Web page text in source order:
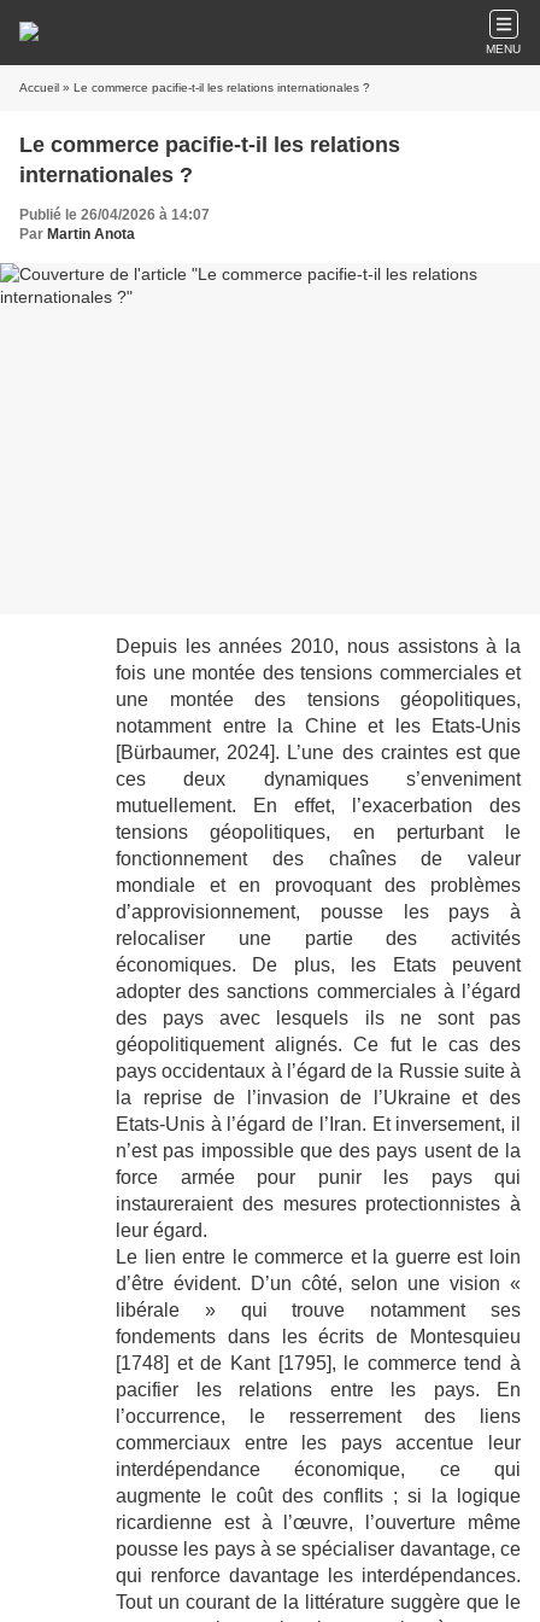
MENU
Accueil » Le commerce pacifie-t-il les relations internationales ?
Le commerce pacifie-t-il les relations
internationales ?
Publié le 26/04/2026 à 14:07
Par Martin Anota
Depuis les années 2010, nous assistons à la
fois une montée des tensions commerciales et
une montée des tensions géopolitiques,
notamment entre la Chine et les Etats-Unis
[Bürbaumer, 2024]. L’une des craintes est que
ces deux dynamiques s’enveniment
mutuellement. En effet, l’exacerbation des
tensions géopolitiques, en perturbant le
fonctionnement des chaînes de valeur
mondiale et en provoquant des problèmes
d’approvisionnement, pousse les pays à
relocaliser une partie des activités
économiques. De plus, les Etats peuvent
adopter des sanctions commerciales à l’égard
des pays avec lesquels ils ne sont pas
géopolitiquement alignés. Ce fut le cas des
pays occidentaux à l’égard de la Russie suite à
la reprise de l’invasion de l’Ukraine et des
Etats-Unis à l’égard de l’Iran. Et inversement, il
n’est pas impossible que des pays usent de la
force armée pour punir les pays qui
instaureraient des mesures protectionnistes à
leur égard.
Le lien entre le commerce et la guerre est loin
d’être évident. D’un côté, selon une vision «
libérale » qui trouve notamment ses
fondements dans les écrits de Montesquieu
[1748] et de Kant [1795], le commerce tend à
pacifier les relations entre les pays. En
l’occurrence, le resserrement des liens
commerciaux entre les pays accentue leur
interdépendance économique, ce qui
augmente le coût des conflits ; si la logique
ricardienne est à l’œuvre, l’ouverture même
pousse les pays à se spécialiser davantage, ce
qui renforce davantage les interdépendances.
Tout un courant de la littérature suggère que le